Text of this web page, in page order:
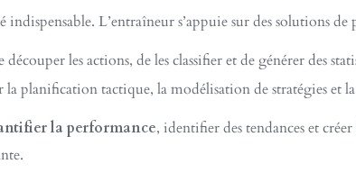
L’entraîneur s’appuie sur des solutions
les actions, de les classifier et de générer des
planification tactique, la modélisation de stratégies et
la performance, identifier des tendances et